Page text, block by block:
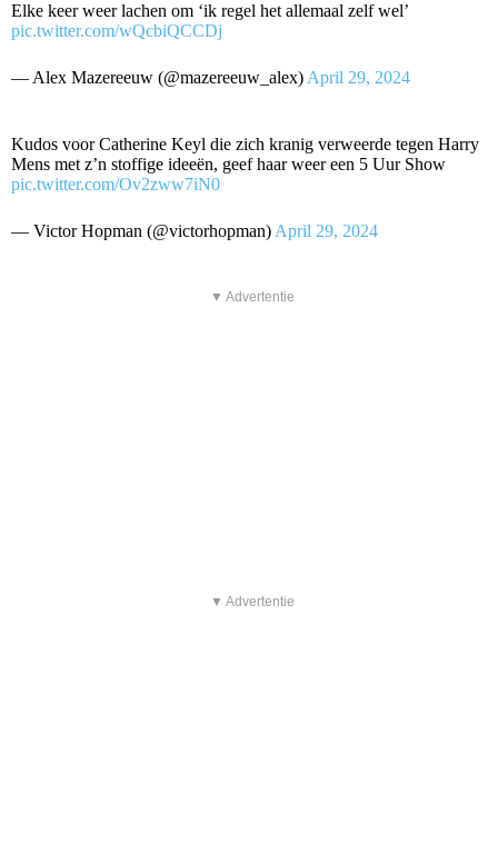
Elke keer weer lachen om ‘ik regel het allemaal zelf wel’
pic.twitter.com/wQcbiQCCDj
— Alex Mazereeuw (@mazereeuw_alex)April 29, 2024
Kudos voor Catherine Keyl die zich kranig verweerde tegen Harry
Mens met z’n stoffige ideeën, geef haar weer een 5 Uur Show
pic.twitter.com/Ov2zww7iN0
— Victor Hopman (@victorhopman)April 29, 2024
▼ Advertentie
▼ Advertentie